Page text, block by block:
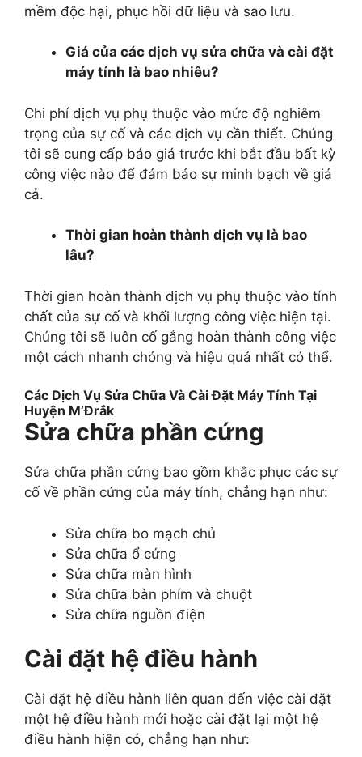
mềm độc hại, phục hồi dữ liệu và sao lưu.
Giá của các dịch vụ sửa chữa và cài đặt
máy tính là bao nhiêu?
Chi phí dịch vụ phụ thuộc vào mức độ nghiêm
trọng của sự cố và các dịch vụ cần thiết. Chúng
tôi sẽ cung cấp báo giá trước khi bắt đầu bất kỳ
công việc nào để đảm bảo sự minh bạch về giá
cả.
Thời gian hoàn thành dịch vụ là bao
lâu?
Thời gian hoàn thành dịch vụ phụ thuộc vào tính
chất của sự cố và khối lượng công việc hiện tại.
Chúng tôi sẽ luôn cố gắng hoàn thành công việc
một cách nhanh chóng và hiệu quả nhất có thể.
Các Dịch Vụ Sửa Chữa Và Cài Đặt Máy Tính Tại
Huyện M’Đrắk
Sửa chữa phần cứng
Sửa chữa phần cứng bao gồm khắc phục các sự
cố về phần cứng của máy tính, chẳng hạn như:
Sửa chữa bo mạch chủ
Sửa chữa ổ cứng
Sửa chữa màn hình
Sửa chữa bàn phím và chuột
Sửa chữa nguồn điện
Cài đặt hệ điều hành
Cài đặt hệ điều hành liên quan đến việc cài đặt
một hệ điều hành mới hoặc cài đặt lại một hệ
điều hành hiện có, chẳng hạn như: